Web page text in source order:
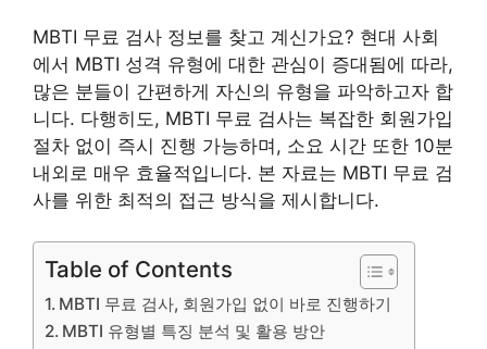
MBTI 무료 검사 정보를 찾고 계신가요? 현대 사회
에서 MBTI 성격 유형에 대한 관심이 증대됨에 따라,
많은 분들이 간편하게 자신의 유형을 파악하고자 합
니다. 다행히도, MBTI 무료 검사는 복잡한 회원가입
절차 없이 즉시 진행 가능하며, 소요 시간 또한 10분
내외로 매우 효율적입니다. 본 자료는 MBTI 무료 검
사를 위한 최적의 접근 방식을 제시합니다.
Table of Contents
MBTI 무료 검사, 회원가입 없이 바로 진행하기
MBTI 유형별 특징 분석 및 활용 방안